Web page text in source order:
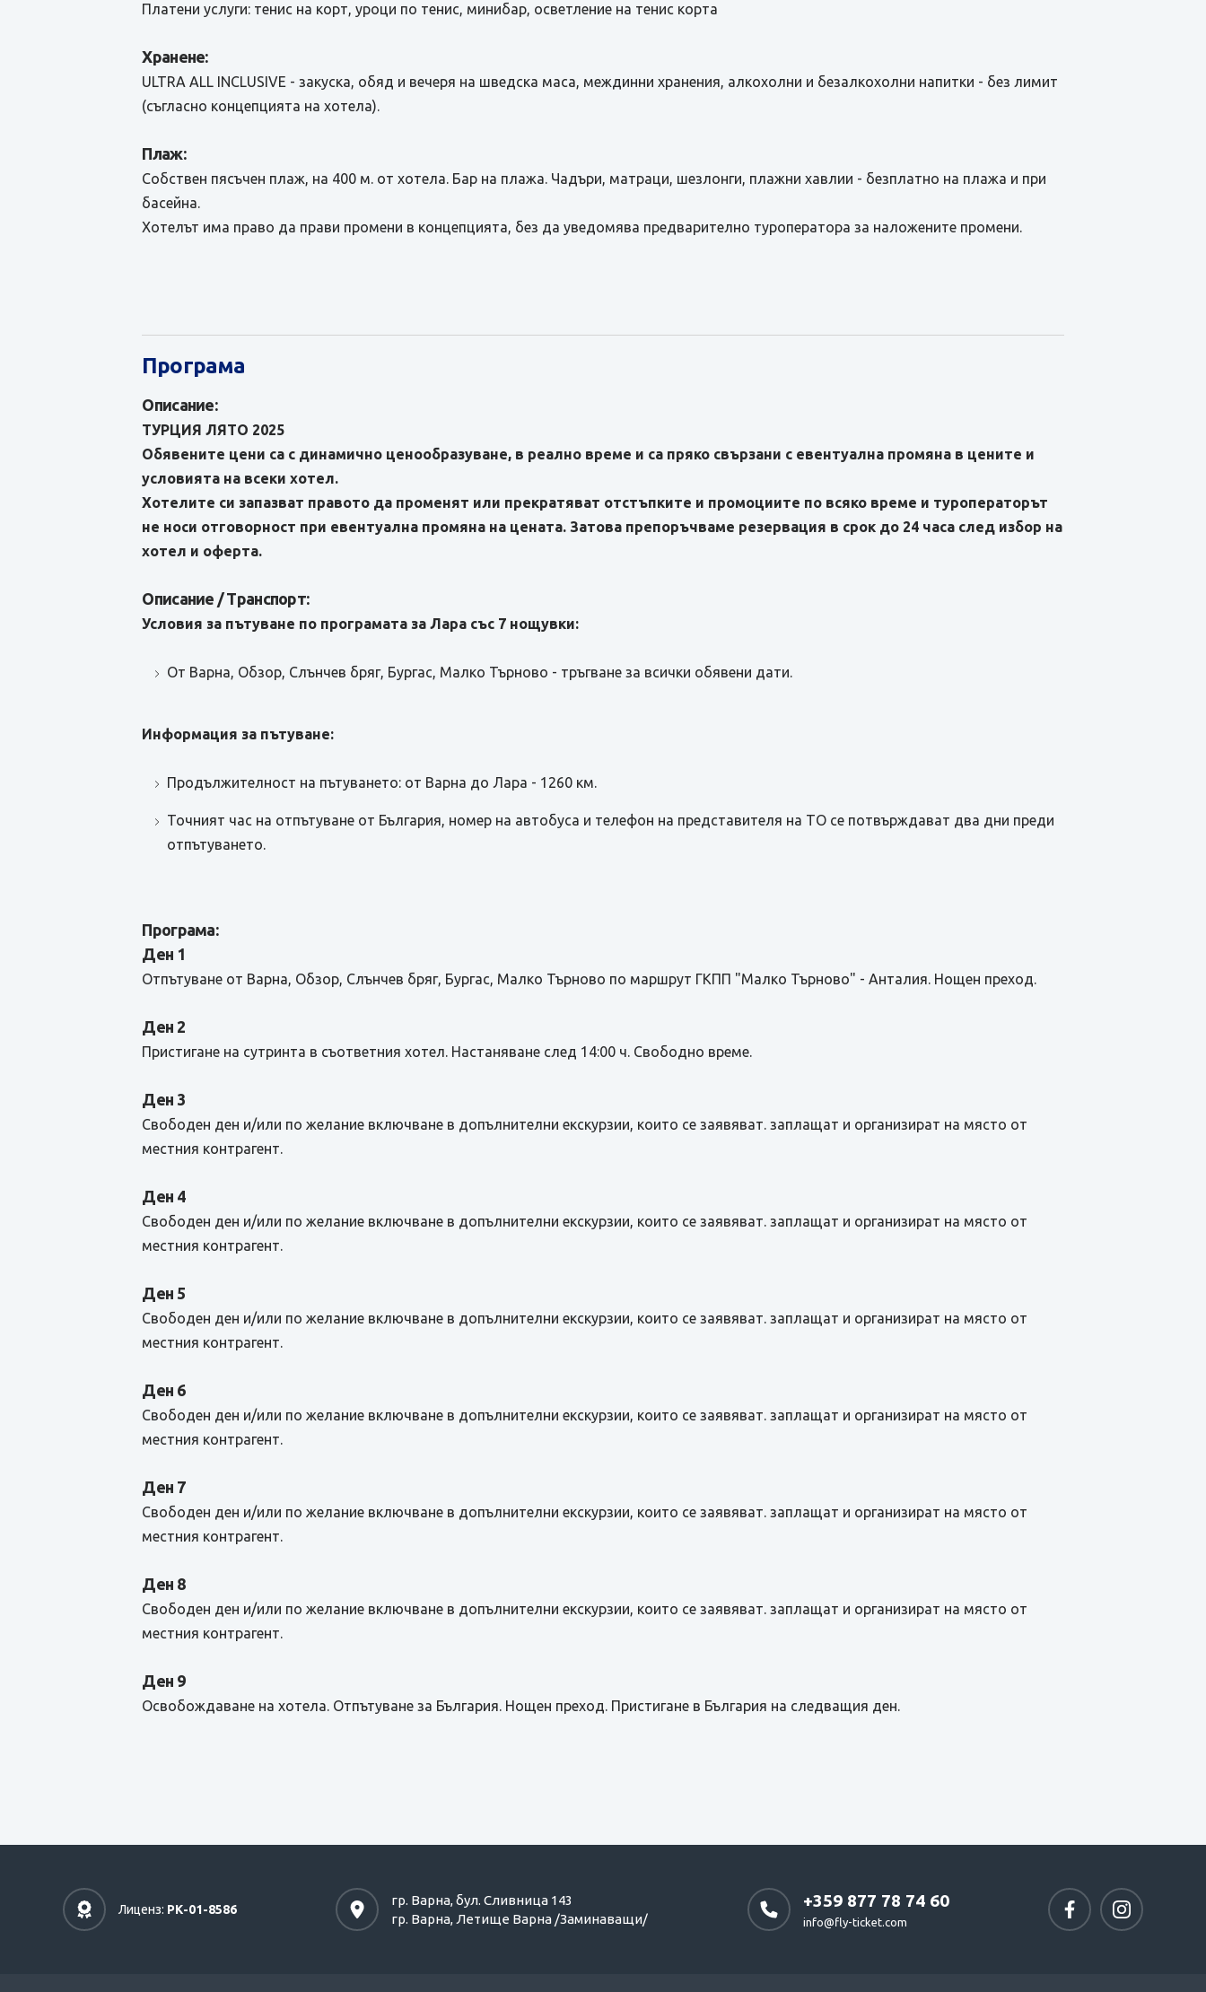
Платени услуги: тенис на корт, уроци по тенис, минибар, осветление на тенис корта
Хранене:
ULTRA ALL INCLUSIVE - закуска, обяд и вечеря на шведска маса, междинни хранения, алкохолни и безалкохолни напитки - без лимит
(съгласно концепцията на хотела).
Плаж:
Собствен пясъчен плаж, на 400 м. от хотела. Бар на плажа. Чадъри, матраци, шезлонги, плажни хавлии - безплатно на плажа и при
басейна.
Хотелът има право да прави промени в концепцията, без да уведомява предварително туроператора за наложените промени.
Програма
Описание:
ТУРЦИЯ ЛЯТО 2025
Обявените цени са с динамично ценообразуване, в реално време и са пряко свързани с евентуална промяна в цените и
условията на всеки хотел.
Хотелите си запазват правото да променят или прекратяват отстъпките и промоциите по всяко време и туроператорът
не носи отговорност при евентуална промяна на цената. Затова препоръчваме резервация в срок до 24 часа след избор на
хотел и оферта.
Описание / Транспорт:
Условия за пътуване по програмата за Лара със 7 нощувки:
От Варна, Обзор, Слънчев бряг, Бургас, Малко Търново - тръгване за всички обявени дати.
Информация за пътуване:
Продължителност на пътуването: от Варна до Лара - 1260 км.
Точният час на отпътуване от България, номер на автобуса и телефон на представителя на TО се потвърждават два дни преди
отпътуването.
Програма:
Ден 1
Отпътуване от Варна, Обзор, Слънчев бряг, Бургас, Малко Търново по маршрут ГКПП "Малко Търново" - Анталия. Нощен преход.
Ден 2
Пристигане на сутринта в съответния хотел. Настаняване след 14:00 ч. Свободно време.
Ден 3
Свободен ден и/или по желание включване в допълнителни екскурзии, които се заявяват. заплащат и организират на място от
местния контрагент.
Ден 4
Свободен ден и/или по желание включване в допълнителни екскурзии, които се заявяват. заплащат и организират на място от
местния контрагент.
Ден 5
Свободен ден и/или по желание включване в допълнителни екскурзии, които се заявяват. заплащат и организират на място от
местния контрагент.
Ден 6
Свободен ден и/или по желание включване в допълнителни екскурзии, които се заявяват. заплащат и организират на място от
местния контрагент.
Ден 7
Свободен ден и/или по желание включване в допълнителни екскурзии, които се заявяват. заплащат и организират на място от
местния контрагент.
Ден 8
Свободен ден и/или по желание включване в допълнителни екскурзии, които се заявяват. заплащат и организират на място от
местния контрагент.
Ден 9
Освобождаване на хотела. Отпътуване за България. Нощен преход. Пристигане в България на следващия ден.
Лиценз: РК-01-8586
гр. Варна,бул. Сливница 143
гр. Варна, Летище Варна /Заминаващи/
+359 877 78 74 60
info@fly-ticket.com